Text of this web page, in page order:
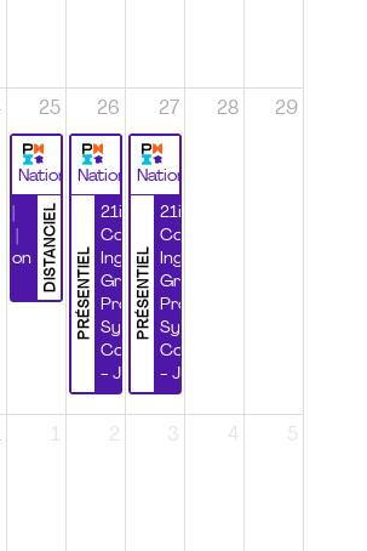
25
National
DISTANCIEL
26
National
PRÉSENTIEL
21ième
Congrès
Ingénierie
Grands
Projets et
Systèmes
Complexes
- Jour 1
27
National
PRÉSENTIEL
21ième
Congrès
Ingénierie
Grands
Projets et
Systèmes
Complexes
- Jour 2
28 29
1 2 3 4 5